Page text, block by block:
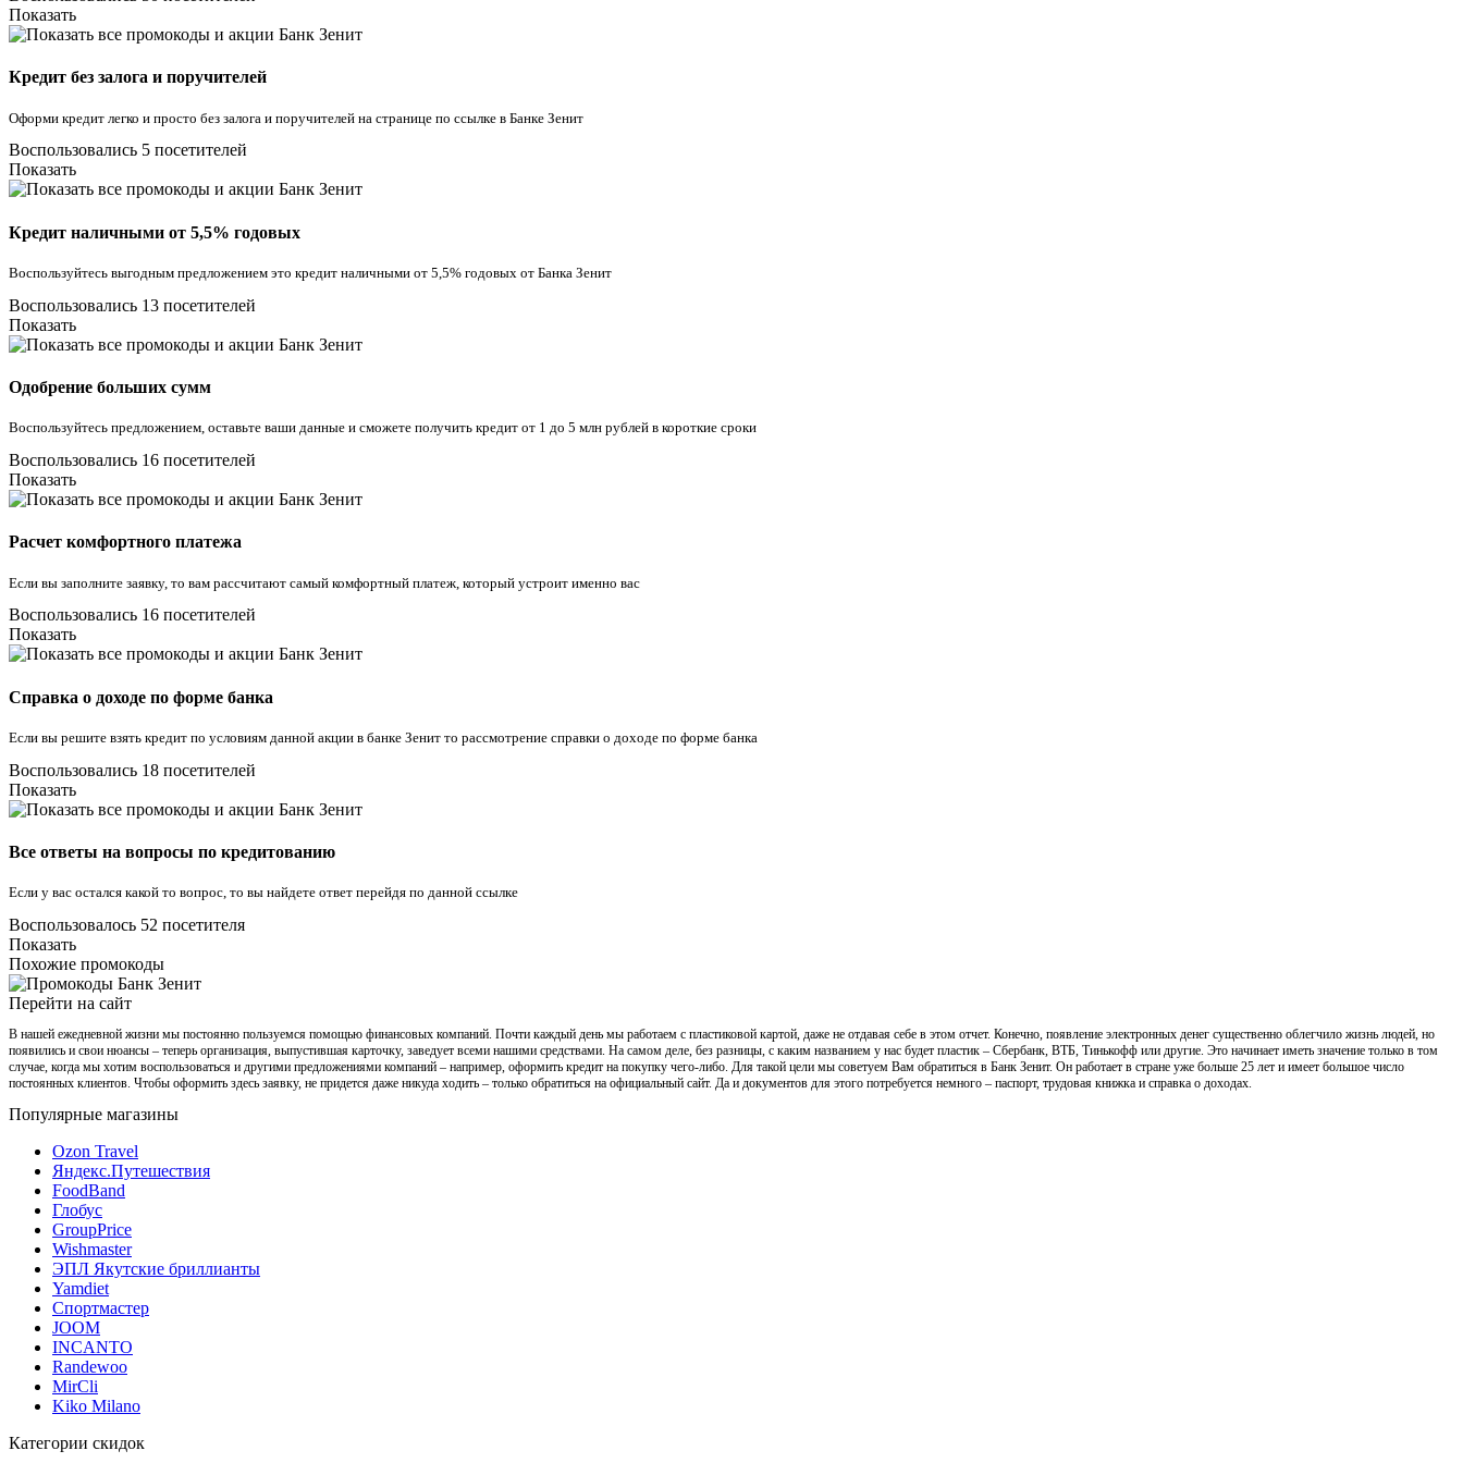
Показать
Кредит без залога и поручителей
Оформи кредит легко и просто без залога и поручителей на странице по ссылке в Банке Зенит
Воспользовались 5 посетителей
Показать
Кредит наличными от 5,5% годовых
Воспользуйтесь выгодным предложением это кредит наличными от 5,5% годовых от Банка Зенит
Воспользовались 13 посетителей
Показать
Одобрение больших сумм
Воспользуйтесь предложением, оставьте ваши данные и сможете получить кредит от 1 до 5 млн рублей в короткие сроки
Воспользовались 16 посетителей
Показать
Расчет комфортного платежа
Если вы заполните заявку, то вам рассчитают самый комфортный платеж, который устроит именно вас
Воспользовались 16 посетителей
Показать
Справка о доходе по форме банка
Если вы решите взять кредит по условиям данной акции в банке Зенит то рассмотрение справки о доходе по форме банка
Воспользовались 18 посетителей
Показать
Все ответы на вопросы по кредитованию
Если у вас остался какой то вопрос, то вы найдете ответ перейдя по данной ссылке
Воспользовалось 52 посетителя
Показать
Похожие промокоды
Перейти на сайт
В нашей ежедневной жизни мы постоянно пользуемся помощью финансовых компаний. Почти каждый день мы работаем с пластиковой картой, даже не отдавая себе в этом отчет. Конечно, появление электронных денег существенно облегчило жизнь людей, но
появились и свои нюансы – теперь организация, выпустившая карточку, заведует всеми нашими средствами. На самом деле, без разницы, с каким названием у нас будет пластик – Сбербанк, ВТБ, Тинькофф или другие. Это начинает иметь значение только в том
случае, когда мы хотим воспользоваться и другими предложениями компаний – например, оформить кредит на покупку чего-либо. Для такой цели мы советуем Вам обратиться в Банк Зенит. Он работает в стране уже больше 25 лет и имеет большое число
постоянных клиентов. Чтобы оформить здесь заявку, не придется даже никуда ходить – только обратиться на официальный сайт. Да и документов для этого потребуется немного – паспорт, трудовая книжка и справка о доходах.
Популярные магазины
Ozon Travel
Яндекс.Путешествия
FoodBand
Глобус
GroupPrice
Wishmaster
ЭПЛ Якутские бриллианты
Yamdiet
Спортмастер
JOOM
INCANTO
Randewoo
MirCli
Kiko Milano
Категории скидок